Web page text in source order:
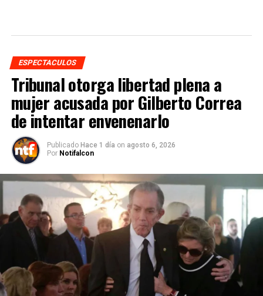
ESPECTACULOS
Tribunal otorga libertad plena a
mujer acusada por Gilberto Correa
de intentar envenenarlo
Publicado Hace 1 día on agosto 6, 2026
Por Notifalcon